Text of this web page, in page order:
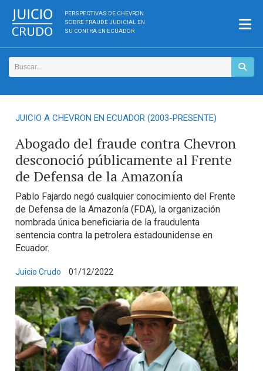
PERSPECTIVAS DE CHEVRON
SOBRE FRAUDE JUDICIAL EN
SU CONTRA EN ECUADOR
JUICIO A CHEVRON EN ECUADOR (2003-PRESENTE)
Abogado del fraude contra Chevron
desconoció públicamente al Frente
de Defensa de la Amazonía
Pablo Fajardo negó cualquier conocimiento del Frente
de Defensa de la Amazonía (FDA), la organización
nombrada única beneficiaria de la fraudulenta
sentencia contra la petrolera estadounidense en
Ecuador.
Juicio Crudo 01/12/2022